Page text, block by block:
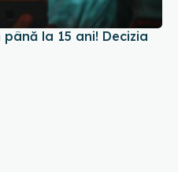
la 15 ani! Decizia